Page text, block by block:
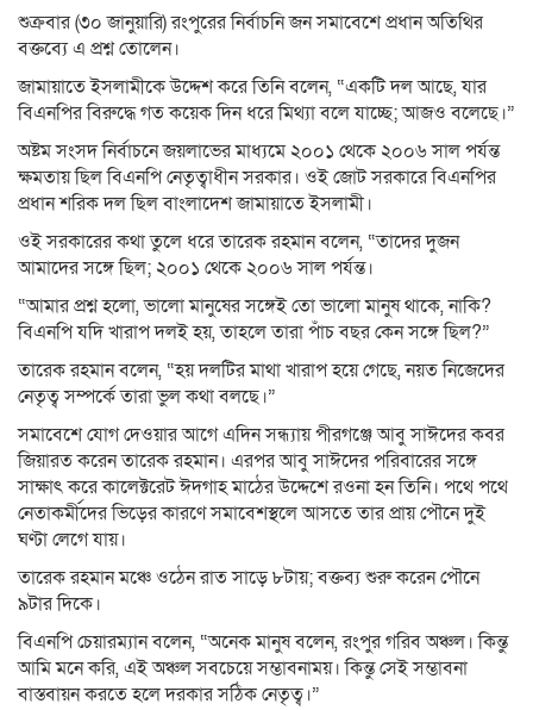
শুক্রবার (৩০ জানুয়ারি) রংপুরের নির্বাচনি জন সমাবেশে প্রধান অতিথির
বক্তব্যে এ প্রশ্ন তোলেন।
জামায়াতে ইসলামীকে উদ্দেশ করে তিনি বলেন, “একটি দল আছে, যার
বিএনপির বিরুদ্ধে গত কয়েক দিন ধরে মিথ্যা বলে যাচ্ছে; আজও বলেছে।”
অষ্টম সংসদ নির্বাচনে জয়লাভের মাধ্যমে ২০০১ থেকে ২০০৬ সাল পর্যন্ত
ক্ষমতায় ছিল বিএনপি নেতৃত্বাধীন সরকার। ওই জোট সরকারে বিএনপির
প্রধান শরিক দল ছিল বাংলাদেশ জামায়াতে ইসলামী।
ওই সরকারের কথা তুলে ধরে তারেক রহমান বলেন, “তাদের দুজন
আমাদের সঙ্গে ছিল; ২০০১ থেকে ২০০৬ সাল পর্যন্ত।
“আমার প্রশ্ন হলো, ভালো মানুষের সঙ্গেই তো ভালো মানুষ থাকে, নাকি?
বিএনপি যদি খারাপ দলই হয়, তাহলে তারা পাঁচ বছর কেন সঙ্গে ছিল?”
তারেক রহমান বলেন, “হয় দলটির মাথা খারাপ হয়ে গেছে, নয়ত নিজেদের
নেতৃত্ব সম্পর্কে তারা ভুল কথা বলছে।”
সমাবেশে যোগ দেওয়ার আগে এদিন সন্ধ্যায় পীরগঞ্জে আবু সাঈদের কবর
জিয়ারত করেন তারেক রহমান। এরপর আবু সাঈদের পরিবারের সঙ্গে
সাক্ষাৎ করে কালেক্টরেট ঈদগাহ মাঠের উদ্দেশে রওনা হন তিনি। পথে পথে
নেতাকর্মীদের ভিড়ের কারণে সমাবেশস্থলে আসতে তার প্রায় পৌনে দুই
ঘণ্টা লেগে যায়।
তারেক রহমান মঞ্চে ওঠেন রাত সাড়ে ৮টায়; বক্তব্য শুরু করেন পৌনে
৯টার দিকে।
বিএনপি চেয়ারম্যান বলেন, “অনেক মানুষ বলেন, রংপুর গরিব অঞ্চল। কিন্তু
আমি মনে করি, এই অঞ্চল সবচেয়ে সম্ভাবনাময়। কিন্তু সেই সম্ভাবনা
বাস্তবায়ন করতে হলে দরকার সঠিক নেতৃত্ব।”